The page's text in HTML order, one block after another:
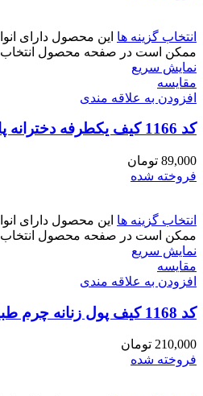
انتخاب گزینه ها این محصول دارای
ممکن است در صفحه محصول انتخاب
نمایش سریع
مقايسه
افزودن به علاقه مندی
کد 1166 کیف یکطرفه دخترانه پاسپورتی خرگوشی
89,000 تومان
فروخته شده
انتخاب گزینه ها این محصول دارای
ممکن است در صفحه محصول انتخاب
نمایش سریع
مقايسه
افزودن به علاقه مندی
کد 1168 کیف پول زنانه چرم طبیعی نینو
210,000 تومان
فروخته شده